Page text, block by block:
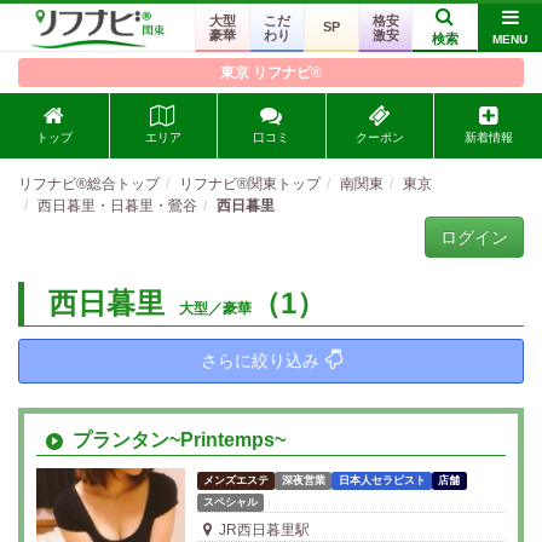
大型
豪華
こだ
わり
SP
格安
激安
検索 MENU
東京 リフナビ®
トップ エリア 口コミ クーポン 新着情報
リフナビ®総合トップ リフナビ®関東トップ 南関東
東京
西日暮里・日暮里・鶯谷
西日暮里
ログイン
西日暮里 大型／豪華 （1）
さらに絞り込み
プランタン~Printemps~
メンズエステ 深夜営業 日本人セラピスト
店舗
スペシャル
JR西日暮里駅